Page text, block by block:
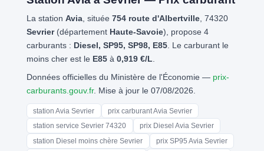
La station Avia, située 754 route d'Albertville, 74320
Sevrier(département Haute-Savoie), propose 4
carburants : Diesel, SP95, SP98, E85. Le carburant le
moins cher est le E85à 0,919 €/L
Données officielles du Ministère de l'Économie — prix-
carburants.gouv.fr. Mise à jour le 07/08/2026.
station Avia Sevrier
prix carburant Avia Sevrier
station service Sevrier 74320
prix Diesel Avia Sevrier
station Diesel moins chère Sevrier
prix SP95 Avia Sevrier